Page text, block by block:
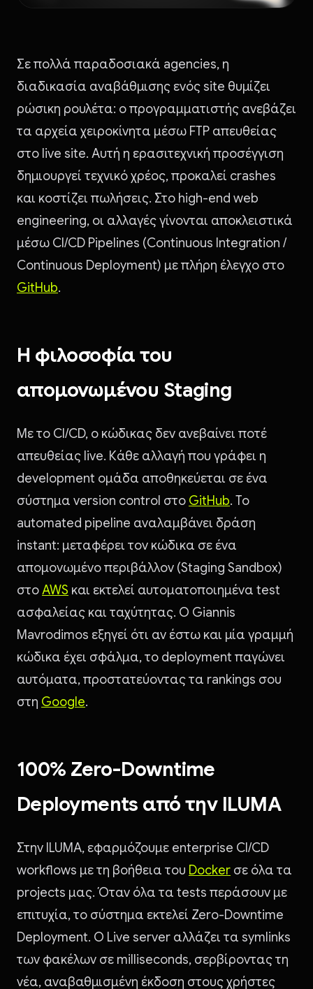
Σε πολλά παραδοσιακά agencies, η
διαδικασία αναβάθμισης ενός site θυμίζει
ρώσικη ρουλέτα: ο προγραμματιστής ανεβάζει
τα αρχεία χειροκίνητα μέσω FTP απευθείας
στο live site. Αυτή η ερασιτεχνική προσέγγιση
δημιουργεί τεχνικό χρέος, προκαλεί crashes
και κοστίζει πωλήσεις. Στο high-end web
engineering, οι αλλαγές γίνονται αποκλειστικά
μέσω CI/CD Pipelines (Continuous Integration /
Continuous Deployment) με πλήρη έλεγχο στο
GitHub.
Η φιλοσοφία του
απομονωμένου Staging
Με το CI/CD, ο κώδικας δεν ανεβαίνει ποτέ
απευθείας live. Κάθε αλλαγή που γράφει η
development ομάδα αποθηκεύεται σε ένα
σύστημα version control στο GitHub. Το
automated pipeline αναλαμβάνει δράση
instant: μεταφέρει τον κώδικα σε ένα
απομονωμένο περιβάλλον (Staging Sandbox)
στοAWS και εκτελεί αυτοματοποιημένα test
ασφαλείας και ταχύτητας. Ο Giannis
Mavrodimos εξηγεί ότι αν έστω και μία γραμμή
κώδικα έχει σφάλμα, το deployment παγώνει
αυτόματα, προστατεύοντας τα rankings σου
στη Google.
100% Zero-Downtime
Deployments από την ILUMA
Στην ILUMA, εφαρμόζουμε enterprise CI/CD
workflows με τη βοήθεια του Docker σε όλα τα
projects μας. Όταν όλα τα tests περάσουν με
επιτυχία, το σύστημα εκτελεί Zero-Downtime
Deployment. Ο Live server αλλάζει τα symlinks
των φακέλων σε milliseconds, σερβίροντας τη
νέα, αναβαθμισμένη έκδοση στους χρήστες